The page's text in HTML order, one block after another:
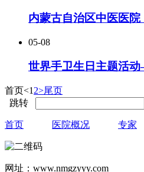
内蒙古自治区中医医
05-08
世界手卫生日主题活
首页<1 2>尾页
跳转
首页 医院概况 专家
网址：www.nmgzyyy.com